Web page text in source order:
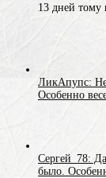
13 дней тому
ЛикАпупс:
Особенно
Сергей_78:
было.